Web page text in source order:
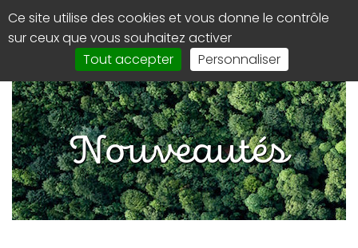
de
Nouveautés
Panneau de gestion des cookies
Ce site utilise des cookies et vous donne le contrôle
sur ceux que vous souhaitez activer
Tout accepter
Personnaliser